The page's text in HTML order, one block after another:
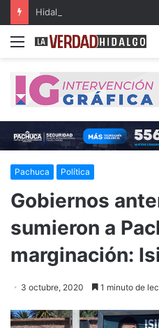
Menu
Pachuca Política
Gobiernos
sumieron a
marginación:
3 octubre, 2020 1 minuto de